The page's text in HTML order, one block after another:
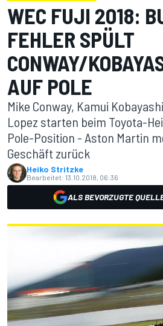
WEC FUJI 2018:
FEHLER SPÜLT
CONWAY/
AUF POLE
Mike Conway, Kamui
Lopez starten beim Toyota-
Pole-Position - Aston Martin
Geschäft zurück
Heiko Stritzke
Bearbeitet: 13.10.2018, 06:36
ALS BEVORZUGTE